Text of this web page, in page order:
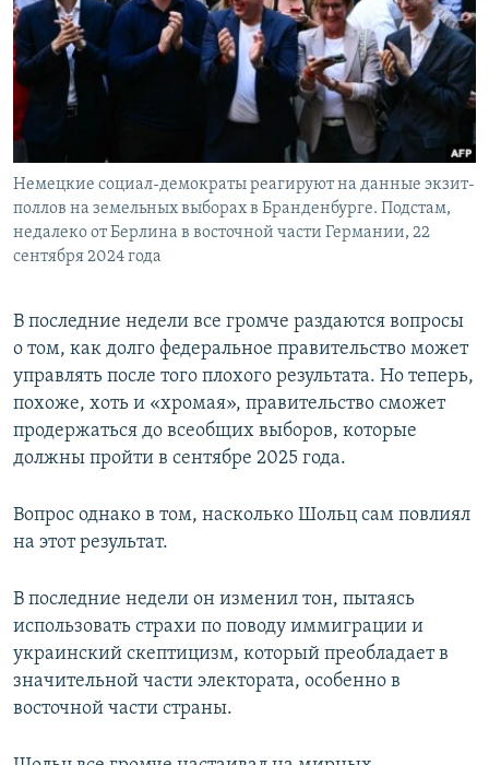
Немецкие социал-демократы реагируют на данные экзит-
поллов на земельных выборах в Бранденбурге. Подстам,
недалеко от Берлина в восточной части Германии, 22
сентября 2024 года
В последние недели все громче раздаются вопросы
о том, как долго федеральное правительство может
управлять после того плохого результата. Но теперь,
похоже, хоть и «хромая», правительство сможет
продержаться до всеобщих выборов, которые
должны пройти в сентябре 2025 года.
Вопрос однако в том, насколько Шольц сам повлиял
на этот результат.
В последние недели он изменил тон, пытаясь
использовать страхи по поводу иммиграции и
украинский скептицизм, который преобладает в
значительной части электората, особенно в
восточной части страны.